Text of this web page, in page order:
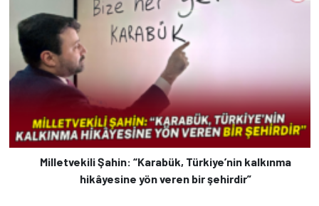
Milletvekili Şahin: “Karabük, Türkiye’nin kalkınma
hikâyesine yön veren bir şehirdir”